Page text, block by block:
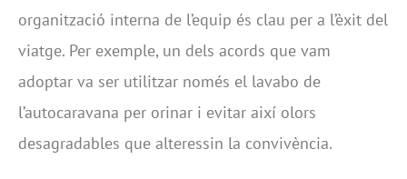
organització interna de l’equip és clau per a l’èxit del
viatge. Per exemple, un dels acords que vam
adoptar va ser utilitzar només el lavabo de
l’autocaravana per orinar i evitar així olors
desagradables que alteressin la convivència.